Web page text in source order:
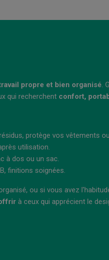
propre et bien organisé.
qui recherchent confort,
protège vos vêtements
utilisation.
à dos ou un sac.
finitions soignées.
ou si vous avez
à ceux qui apprécient le